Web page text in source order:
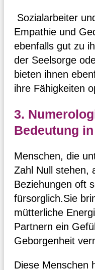
Sozialarbeiter
Empathie und
ebenfalls gut zu
der Seelsorge
bieten ihnen
ihre Fähigkeiten
3.
Bedeutung
Menschen, die
Zahl Null stehen,
Beziehungen oft
fürsorglich.Sie
mütterliche
Partnern ein
Geborgenheit
Diese Menschen